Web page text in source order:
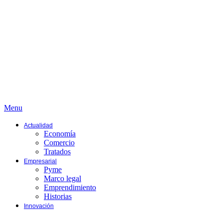
Menu
Actualidad
Economía
Comercio
Tratados
Empresarial
Pyme
Marco legal
Emprendimiento
Historias
Innovación